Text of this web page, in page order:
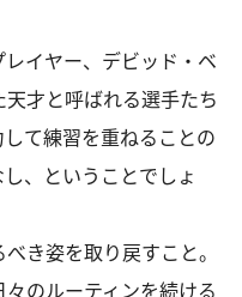
イヤー、デビッド・ベ
才と呼ばれる選手たち
て練習を重ねることの
、ということでしょ
き姿を取り戻すこと。
のルーティンを続ける